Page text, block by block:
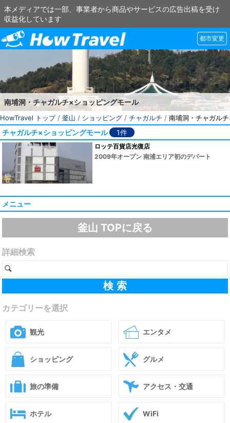
本メディアでは一部、事業者から商品やサービスの広告出稿を受け
収益化しています
都市変更
南埔洞・チャガルチ×ショッピングモール
HowTravel トップ/ 釜山 / ショッピング / チャガルチ / 南埔洞・チャガル
チャガルチ×ショッピングモール 1件
ロッテ百貨店光復店
2009年オープン 南浦エリア初のデパート
メニュー
釜山 TOPに戻る
詳細検索
カテゴリーを選択
観光 エンタメ
ショッピング グルメ
旅の準備 アクセス・交通
ホテル WiFi